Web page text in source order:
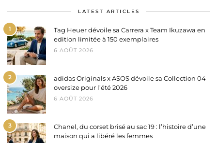
LATEST ARTICLES
1
Tag Heuer dévoile sa Carrera x Team Ikuzawa en
edition limitée à 150 exemplaires
6 AOÛT 2026
2
adidas Originals x ASOS dévoile sa Collection 04
oversize pour l’été 2026
6 AOÛT 2026
3
Chanel, du corset brisé au sac 19 : l’histoire d’une
maison qui a libéré les femmes